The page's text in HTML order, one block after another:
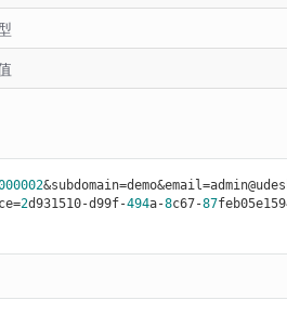
2d931510-d99f-494a-8c67-87